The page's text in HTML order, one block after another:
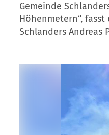
Gemeinde
Höhenmetern“,
Schlanders Andreas